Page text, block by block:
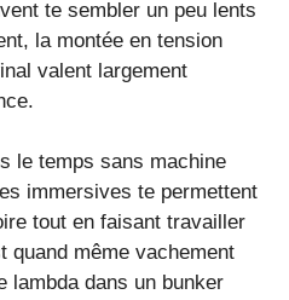
te sembler un peu lents
la montée en tension
valent largement
le temps sans machine
immersives te permettent
tout en faisant travailler
quand même vachement
lambda dans un bunker